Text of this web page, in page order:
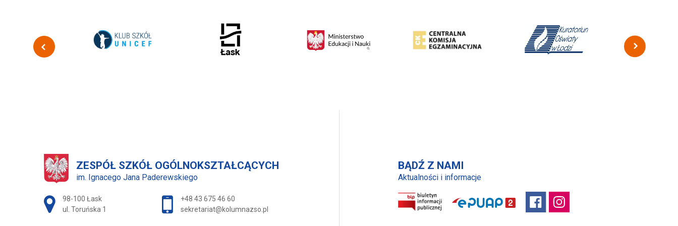
ZESPÓŁ SZKÓŁ OGÓLNOKSZTAŁCĄCYCH
im. Ignacego Jana Paderewskiego
Adres pocztowy:
98-100 Łask
ul. Toruńska 1
+48 43 675 46 60
sekretariat@kolumnazso.pl
BĄDŹ Z NAMI
Aktualności i informacje